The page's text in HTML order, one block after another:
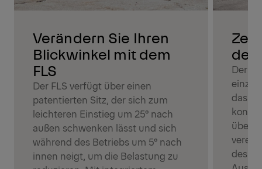
Verändern Sie Ihren
Blickwinkel mit dem
FLS
Der FLS verfügt über einen
patentierten Sitz, der sich zum
leichteren Einstieg um 25° nach
außen schwenken lässt und sich
während des Betriebs um 5° nach
innen neigt, um die Belastung zu
Der
das
des